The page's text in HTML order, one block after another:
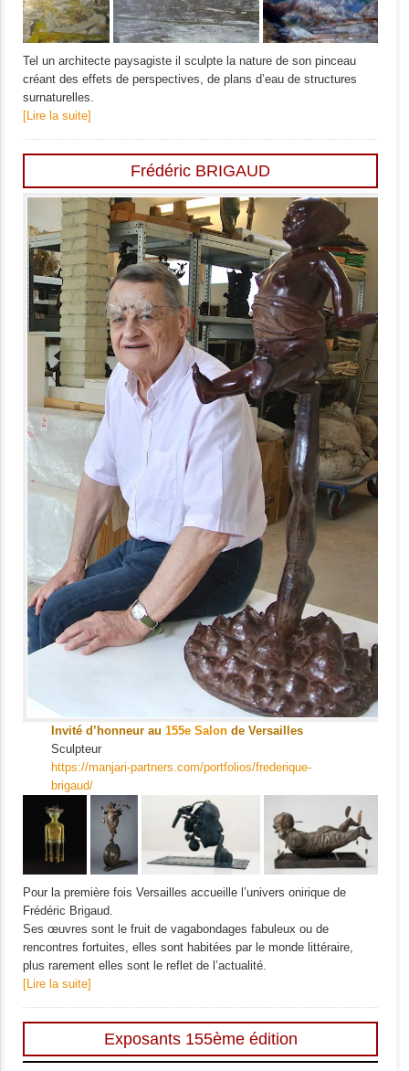
Tel un architecte paysagiste il sculpte la nature de son pinceau
créant des effets de perspectives, de plans d’eau de structures
surnaturelles.
[Lire la suite]
Frédéric BRIGAUD
Invité d’honneur au155e Salon de Versailles
Sculpteur
https://manjari-partners.com/portfolios/frederique-
brigaud/
Pour la première fois Versailles accueille l’univers onirique de
Frédéric Brigaud.
Ses œuvres sont le fruit de vagabondages fabuleux ou de
rencontres fortuites, elles sont habitées par le monde littéraire,
plus rarement elles sont le reflet de l’actualité.
[Lire la suite]
Exposants 155ème édition